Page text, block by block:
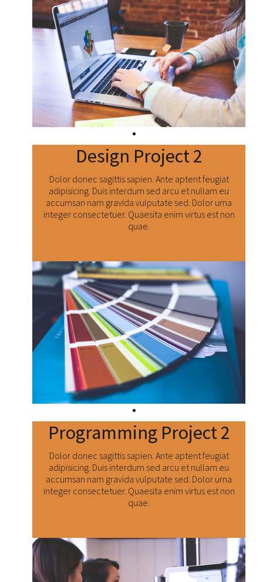
Design Project 2
Dolor donec sagittis sapien. Ante aptent feugiat
adipisicing. Duis interdum sed arcu et nullam eu
accumsan nam gravida vulputate sed. Dolor urna
integer consectetuer. Quaesita enim virtus est non
quae.
Programming Project 2
Dolor donec sagittis sapien. Ante aptent feugiat
adipisicing. Duis interdum sed arcu et nullam eu
accumsan nam gravida vulputate sed. Dolor urna
integer consectetuer. Quaesita enim virtus est non
quae.